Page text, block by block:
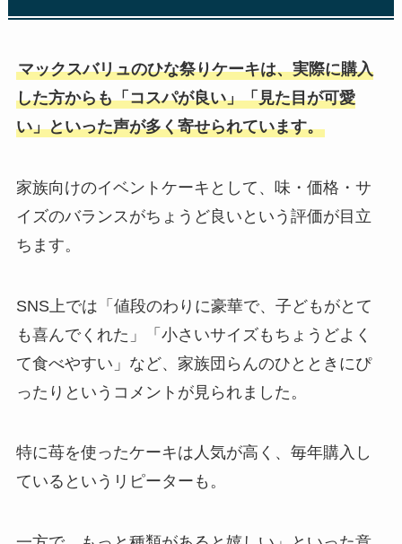
マックスバリュのひな祭りケーキは、実際に購入
した方からも「コスパが良い」「見た目が可愛
い」といった声が多く寄せられています。
家族向けのイベントケーキとして、味・価格・サ
イズのバランスがちょうど良いという評価が目立
ちます。
SNS上では「値段のわりに豪華で、子どもがとて
も喜んでくれた」「小さいサイズもちょうどよく
て食べやすい」など、家族団らんのひとときにぴ
ったりというコメントが見られました。
特に苺を使ったケーキは人気が高く、毎年購入し
ているというリピーターも。